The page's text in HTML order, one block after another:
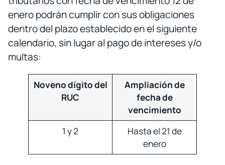
enero podrán cumplir con sus obligaciones
dentro del plazo establecido en el siguiente
calendario, sin lugar al pago de intereses y/o
multas:
Noveno dígito del
RUC
Ampliación de
fecha de
vencimiento
1 y 2
Hasta el 21 de
enero